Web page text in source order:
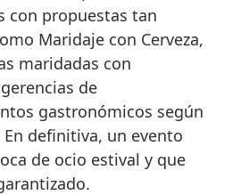
con propuestas tan
Maridaje con Cerveza,
maridadas con
de
gastronómicos según
definitiva, un evento
de ocio estival y que